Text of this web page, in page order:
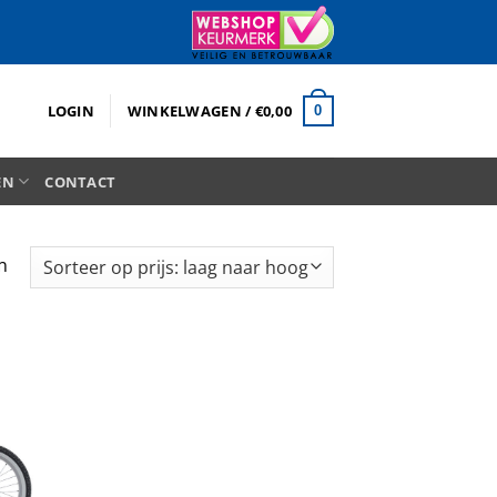
LOGIN WINKELWAGEN /€0,00 0
CONTACT
Gesorteerd